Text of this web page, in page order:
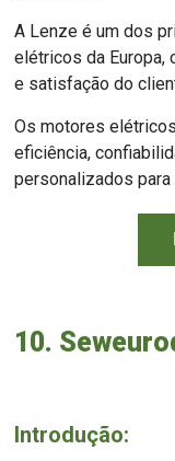
A Lenze é um dos
elétricos da Europa,
e satisfação do
Os motores
eficiência,
personalizados
10.
Introdução: